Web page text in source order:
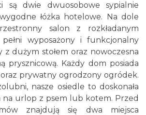
są dwie dwuosobowe sypialnie
łóżka hotelowe. Na dole
salon z rozkładanym
wyposażony i funkcjonalny
dużym stołem oraz nowoczesna
prysznicową. Każdy dom posiada
oraz prywatny ogrodzony ogródek.
nasze osiedle to doskonała
na urlop z psem lub kotem. Przed
znajdują się dwa miejsca